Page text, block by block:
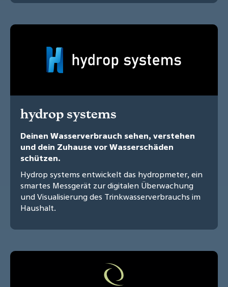
hydrop systems
Deinen Wasserverbrauch sehen, verstehen
und dein Zuhause vor Wasserschäden
schützen.
Hydrop systems entwickelt das hydropmeter, ein
smartes Messgerät zur digitalen Überwachung
und Visualisierung des Trinkwasserverbrauchs im
Haushalt.